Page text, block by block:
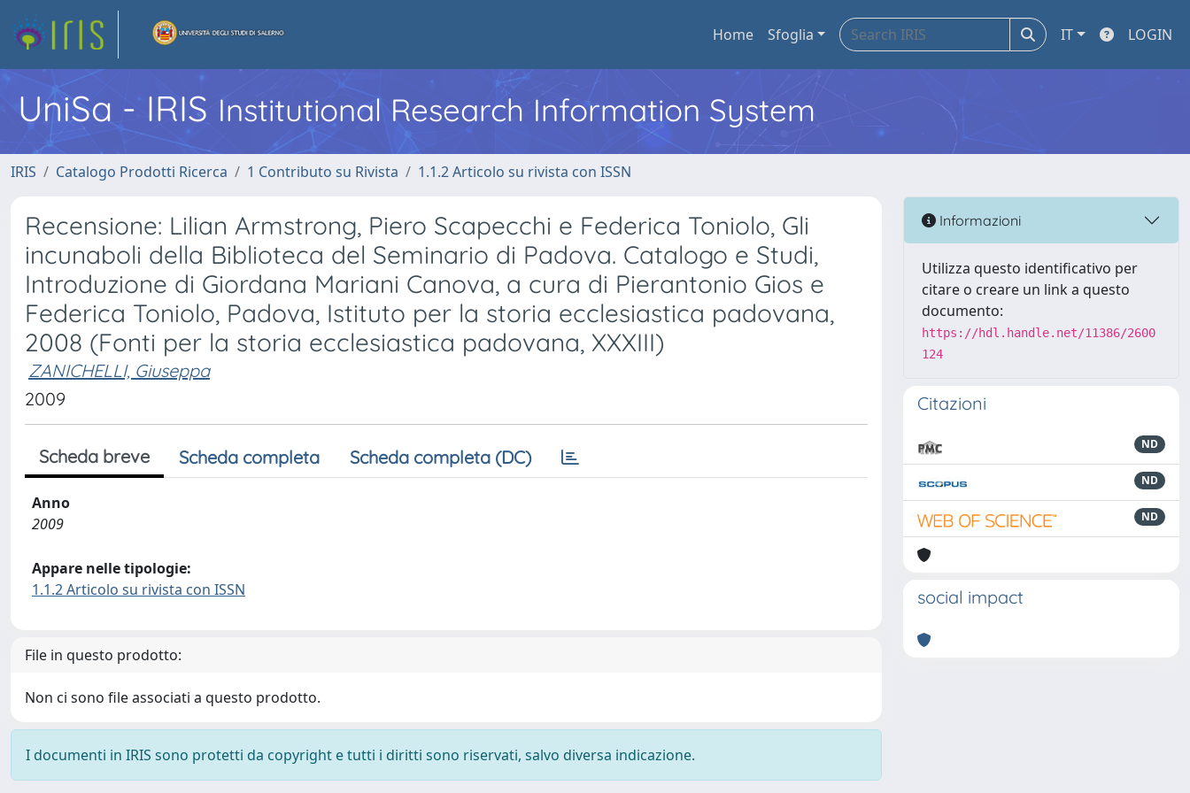
Home Sfoglia IT LOGIN
UniSa - IRIS Institutional Research Information System
IRIS Catalogo Prodotti Ricerca 1 Contributo su Rivista 1.1.2 Articolo su rivista con ISSN
Recensione: Lilian Armstrong, Piero Scapecchi e Federica Toniolo, Gli
incunaboli della Biblioteca del Seminario di Padova. Catalogo e Studi,
Introduzione di Giordana Mariani Canova, a cura di Pierantonio Gios e
Federica Toniolo, Padova, Istituto per la storia ecclesiastica padovana,
2008 (Fonti per la storia ecclesiastica padovana, XXXIII)
ZANICHELLI, Giuseppa
2009
Scheda breve Scheda completa Scheda completa (DC)
Anno
2009
Appare nelle tipologie:
1.1.2 Articolo su rivista con ISSN
File in questo prodotto:
Non ci sono file associati a questo prodotto.
I documenti in IRIS sono protetti da copyright e tutti i diritti sono riservati, salvo diversa indicazione.
Informazioni
Utilizza questo identificativo per
citare o creare un link a questo
documento:
https://hdl.handle.net/11386/2600
124
Citazioni
ND
ND
ND
social impact